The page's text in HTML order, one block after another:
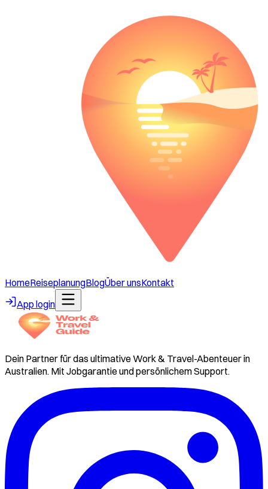
HomeReiseplanungBlogÜber unsKontakt
App login
Dein Partner für das ultimative Work & Travel-Abenteuer in
Australien. Mit Jobgarantie und persönlichem Support.